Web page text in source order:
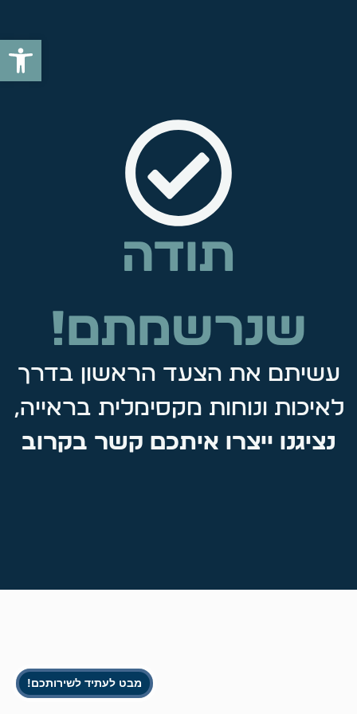
תודה
שנרשמתם!
עשיתם את הצעד הראשון בדרך
לאיכות ונוחות מקסימלית בראייה,
נציגנו ייצרו איתכם קשר בקרוב
מבט לעתיד לשירותכם!
פתח